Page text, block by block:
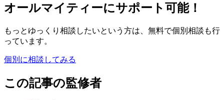
オールマイティーにサポート可能！
もっとゆっくり相談したいという方は、無料で個別相談も行
っています。
個別に相談してみる
この記事の監修者